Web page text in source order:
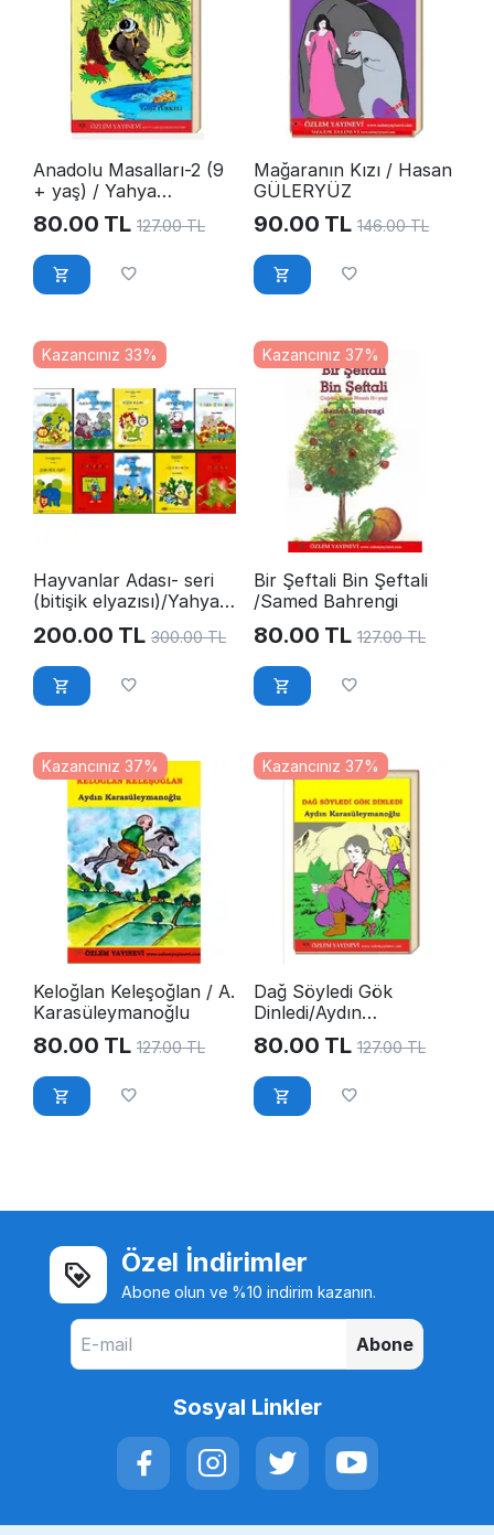
Anadolu Masalları-2 (9
+ yaş) / Yahya
TÜRKELİ
80.00 TL 127.00 TL
Mağaranın Kızı / Hasan
GÜLERYÜZ
90.00 TL 146.00 TL
Kazancınız 33%
Hayvanlar Adası- seri
(bitişik elyazısı)/Yahya
Türkeli
200.00 TL 300.00 TL
Kazancınız 37%
Bir Şeftali Bin Şeftali
/Samed Bahrengi
80.00 TL 127.00 TL
Kazancınız 37%
Keloğlan Keleşoğlan / A.
Karasüleymanoğlu
80.00 TL 127.00 TL
Kazancınız 37%
Dağ Söyledi Gök
Dinledi/Aydın
Karasüleymanoğlu
80.00 TL 127.00 TL
Özel İndirimler
Abone olun ve %10 indirim kazanın.
Abone
Sosyal Linkler